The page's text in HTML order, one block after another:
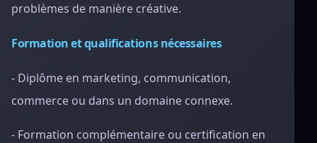
problèmes de manière créative.
Formation et qualifications nécessaires
- Diplôme en marketing, communication,
commerce ou dans un domaine connexe.
- Formation complémentaire ou certification en